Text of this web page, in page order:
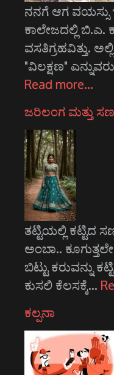
ನನಗೆ ಆಗ ವಯಸ್ಸು
ಕಾಲೇಜದಲ್ಲಿ ಬಿ.ಎ.
ವಸತಿಗ್ರಹವಿತ್ತು.
"ವಿಲಕ್ಷಣ"
Read more…
ಜರಿಲಂಗ ಮತ್ತು
ತಟ್ಟಿಯಲ್ಲಿ ಕಟ್ಟಿದ
ಅಂಬಾ..
ಬಿಟ್ಟು ಕರುವನ್ನು
ಕುಸಲಿ ಕೆಲಸಕ್ಕೆ…
ಕಲ್ಪನಾ